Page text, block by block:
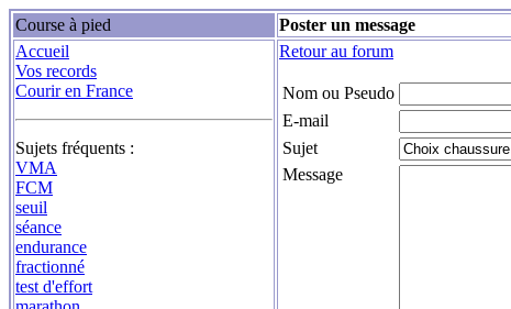
Course à pied
Poster un message
Accueil
Vos records
Courir en France
Sujets fréquents :
VMA
FCM
seuil
séance
endurance
fractionné
test d'effort
Retour au forum
Nom ou Pseudo
E-mail
Sujet
Message